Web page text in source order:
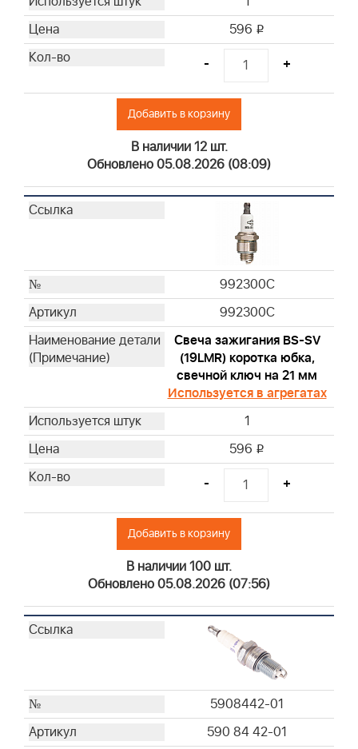
596 i
- +
Добавить в корзину
В наличии 12 шт.
Обновлено 05.08.2026 (08:09)
992300C
992300C
Свеча зажигания BS-SV
(19LMR) коротка юбка,
свечной ключ на 21 мм
Используется в агрегатах
1
596 i
- +
Добавить в корзину
В наличии 100 шт.
Обновлено 05.08.2026 (07:56)
5908442-01
590 84 42-01